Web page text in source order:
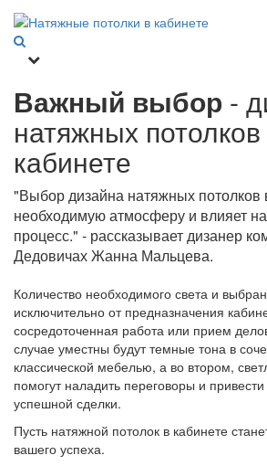
Важный выбор -
натяжных потолков
кабинете
"Выбор дизайна натяжных потолков
необходимую атмосферу и влияет
процесс." - рассказывает дизанер
Дедовичах Жанна Мальцева.
Количество необходимого света и
исключительно от предназначения
сосредоточенная работа или прием
случае уместны будут темные тона в
классической мебелью, а во втором,
помогут наладить переговоры и
успешной сделки.
Пусть натяжной потолок в кабинете
вашего успеха.